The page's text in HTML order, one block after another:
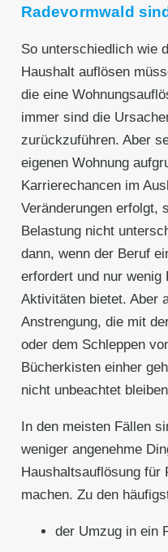
Radevormwald
So unterschiedlich wie
Haushalt auflösen
die eine
immer sind die
zurückzuführen. Aber
eigenen Wohnung
Karrierechancen im
Veränderungen erfolgt,
Belastung nicht
dann, wenn der Beruf
erfordert und nur
Aktivitäten bietet. Aber
Anstrengung, die mit
oder dem Schleppen
Bücherkisten einher
nicht unbeachtet
In den meisten Fällen
weniger angenehme
Haushaltsauflösung für
machen. Zu den
der Umzug in ein